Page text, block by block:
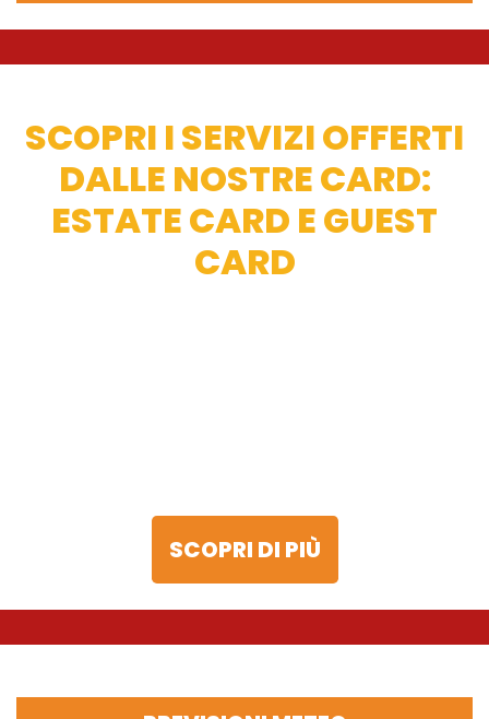
SCOPRI I SERVIZI OFFERTI
DALLE NOSTRE CARD:
ESTATE CARD E GUEST
CARD
SCOPRI DI PIÙ